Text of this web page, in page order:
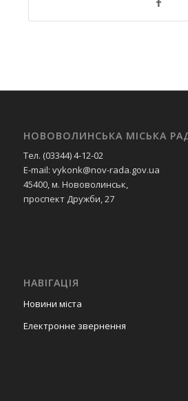
НОВОВОЛИНСЬКА МІСЬКА
Тел. (03344) 4-12-02
E-mail: vykonk@nov-rada.gov.ua
45400, м. Нововолинськ,
проспект Дружби, 27
НАВІГАЦІЯ
Новини міста
Електронне звернення